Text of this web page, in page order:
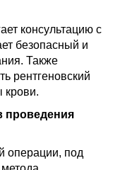
консультацию с
безопасный и
Также
рентгеновский
крови.
проведения
операции, под